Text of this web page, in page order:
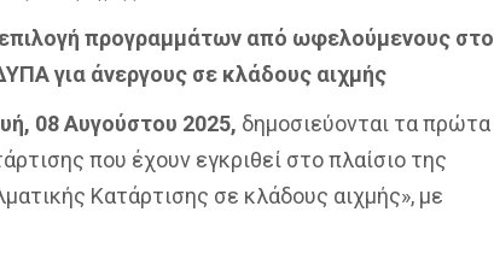
προγραμμάτων από ωφελούμενους στο
για άνεργους σε κλάδους αιχμής
08 Αυγούστου 2025, δημοσιεύονται τα πρώτα
που έχουν εγκριθεί στο πλαίσιο της
Κατάρτισης σε κλάδους αιχμής», με